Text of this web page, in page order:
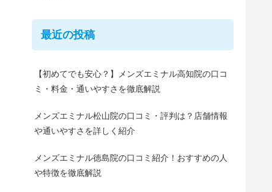
最近の投稿
【初めてでも安心？】メンズエミナル高知院の口コ
ミ・料金・通いやすさを徹底解説
メンズエミナル松山院の口コミ・評判は？店舗情報
や通いやすさを詳しく紹介
メンズエミナル徳島院の口コミ紹介！おすすめの人
や特徴を徹底解説